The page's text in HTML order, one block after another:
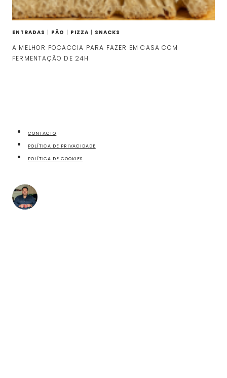
ENTRADAS | PÃO | PIZZA | SNACKS
A MELHOR FOCACCIA PARA FAZER EM CASA COM
FERMENTAÇÃO DE 24H
CONTACTO
POLÍTICA DE PRIVACIDADE
POLÍTICA DE COOKIES